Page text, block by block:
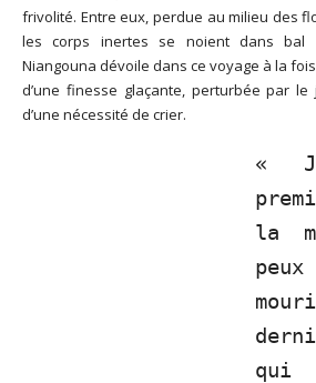
frivolité. Entre eux, perdue au milieu des
les corps inertes se noient dans bal
Niangouna dévoile dans ce voyage à la
d’une finesse glaçante, perturbée par le
d’une nécessité de crier.
«
la
qui